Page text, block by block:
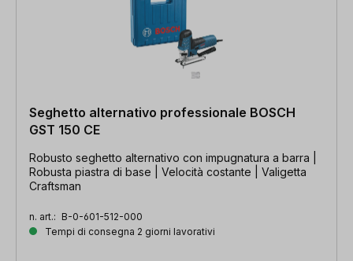
Seghetto alternativo professionale BOSCH
GST 150 CE
Robusto seghetto alternativo con impugnatura a barra |
Robusta piastra di base | Velocità costante | Valigetta
Craftsman
n. art.: B-0-601-512-000
Tempi di consegna 2 giorni lavorativi